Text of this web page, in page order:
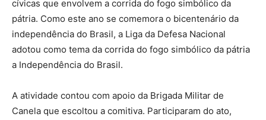
cívicas que envolvem a corrida do fogo simbólico da
pátria. Como este ano se comemora o bicentenário da
independência do Brasil, a Liga da Defesa Nacional
adotou como tema da corrida do fogo simbólico da pátria
a Independência do Brasil.
A atividade contou com apoio da Brigada Militar de
Canela que escoltou a comitiva. Participaram do ato,